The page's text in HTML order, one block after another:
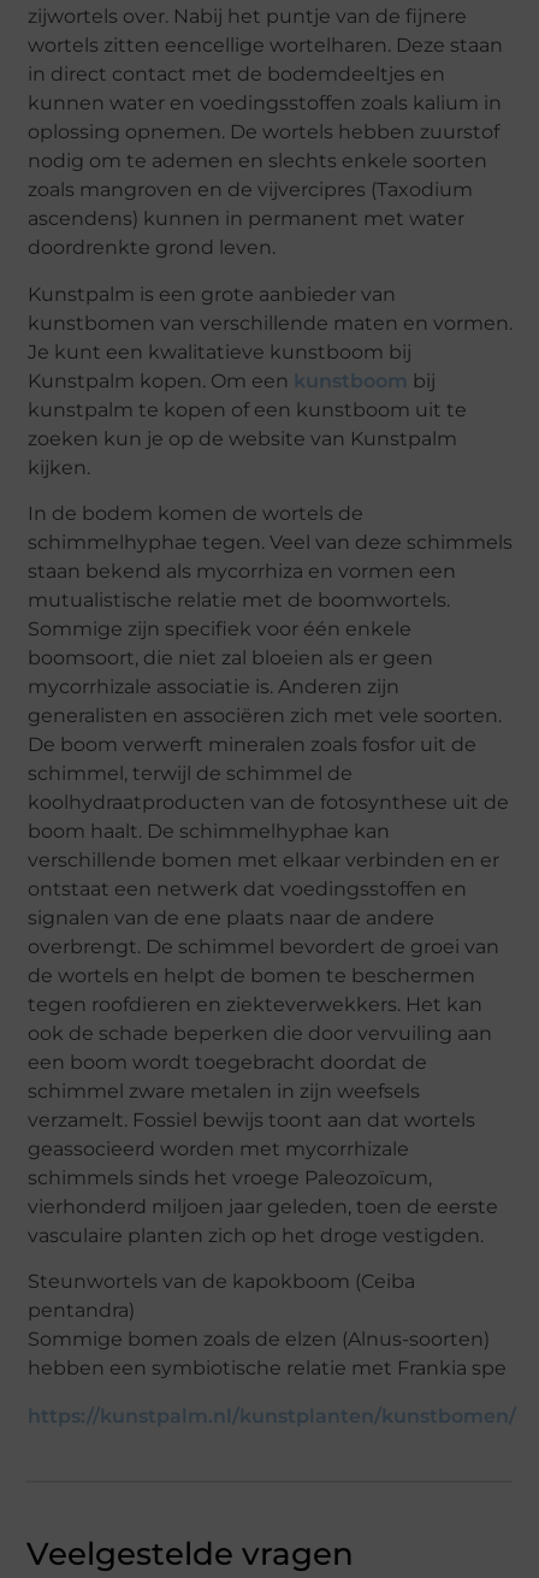
zijwortels over. Nabij het puntje van de fijnere
wortels zitten eencellige wortelharen. Deze staan
in direct contact met de bodemdeeltjes en
kunnen water en voedingsstoffen zoals kalium in
oplossing opnemen. De wortels hebben zuurstof
nodig om te ademen en slechts enkele soorten
zoals mangroven en de vijvercipres (Taxodium
ascendens) kunnen in permanent met water
doordrenkte grond leven.
Kunstpalm is een grote aanbieder van
kunstbomen van verschillende maten en vormen.
Je kunt een kwalitatieve kunstboom bij
Kunstpalm kopen. Om een kunstboom bij
kunstpalm te kopen of een kunstboom uit te
zoeken kun je op de website van Kunstpalm
kijken.
In de bodem komen de wortels de
schimmelhyphae tegen. Veel van deze schimmels
staan bekend als mycorrhiza en vormen een
mutualistische relatie met de boomwortels.
Sommige zijn specifiek voor één enkele
boomsoort, die niet zal bloeien als er geen
mycorrhizale associatie is. Anderen zijn
generalisten en associëren zich met vele soorten.
De boom verwerft mineralen zoals fosfor uit de
schimmel, terwijl de schimmel de
koolhydraatproducten van de fotosynthese uit de
boom haalt. De schimmelhyphae kan
verschillende bomen met elkaar verbinden en er
ontstaat een netwerk dat voedingsstoffen en
signalen van de ene plaats naar de andere
overbrengt. De schimmel bevordert de groei van
de wortels en helpt de bomen te beschermen
tegen roofdieren en ziekteverwekkers. Het kan
ook de schade beperken die door vervuiling aan
een boom wordt toegebracht doordat de
schimmel zware metalen in zijn weefsels
verzamelt. Fossiel bewijs toont aan dat wortels
geassocieerd worden met mycorrhizale
schimmels sinds het vroege Paleozoïcum,
vierhonderd miljoen jaar geleden, toen de eerste
vasculaire planten zich op het droge vestigden.
Steunwortels van de kapokboom (Ceiba
pentandra)
Sommige bomen zoals de elzen (Alnus-soorten)
hebben een symbiotische relatie met Frankia spe
https://kunstpalm.nl/kunstplanten/kunstbomen/
Veelgestelde vragen